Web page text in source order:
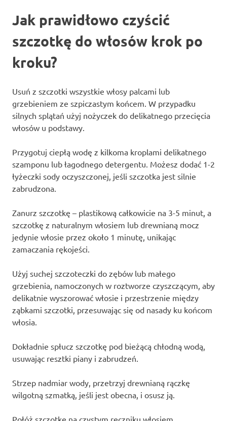
Jak prawidłowo czyścić
szczotkę do włosów krok po
kroku?
Usuń z szczotki wszystkie włosy palcami lub
grzebieniem ze szpiczastym końcem. W przypadku
silnych splątań użyj nożyczek do delikatnego przecięcia
włosów u podstawy.
Przygotuj ciepłą wodę z kilkoma kroplami delikatnego
szamponu lub łagodnego detergentu. Możesz dodać 1-2
łyżeczki sody oczyszczonej, jeśli szczotka jest silnie
zabrudzona.
Zanurz szczotkę – plastikową całkowicie na 3-5 minut, a
szczotkę z naturalnym włosiem lub drewnianą mocz
jedynie włosie przez około 1 minutę, unikając
zamaczania rękojeści.
Użyj suchej szczoteczki do zębów lub małego
grzebienia, namoczonych w roztworze czyszczącym, aby
delikatnie wyszorować włosie i przestrzenie między
ząbkami szczotki, przesuwając się od nasady ku końcom
włosia.
Dokładnie spłucz szczotkę pod bieżącą chłodną wodą,
usuwając resztki piany i zabrudzeń.
Strzep nadmiar wody, przetrzyj drewnianą rączkę
wilgotną szmatką, jeśli jest obecna, i osusz ją.